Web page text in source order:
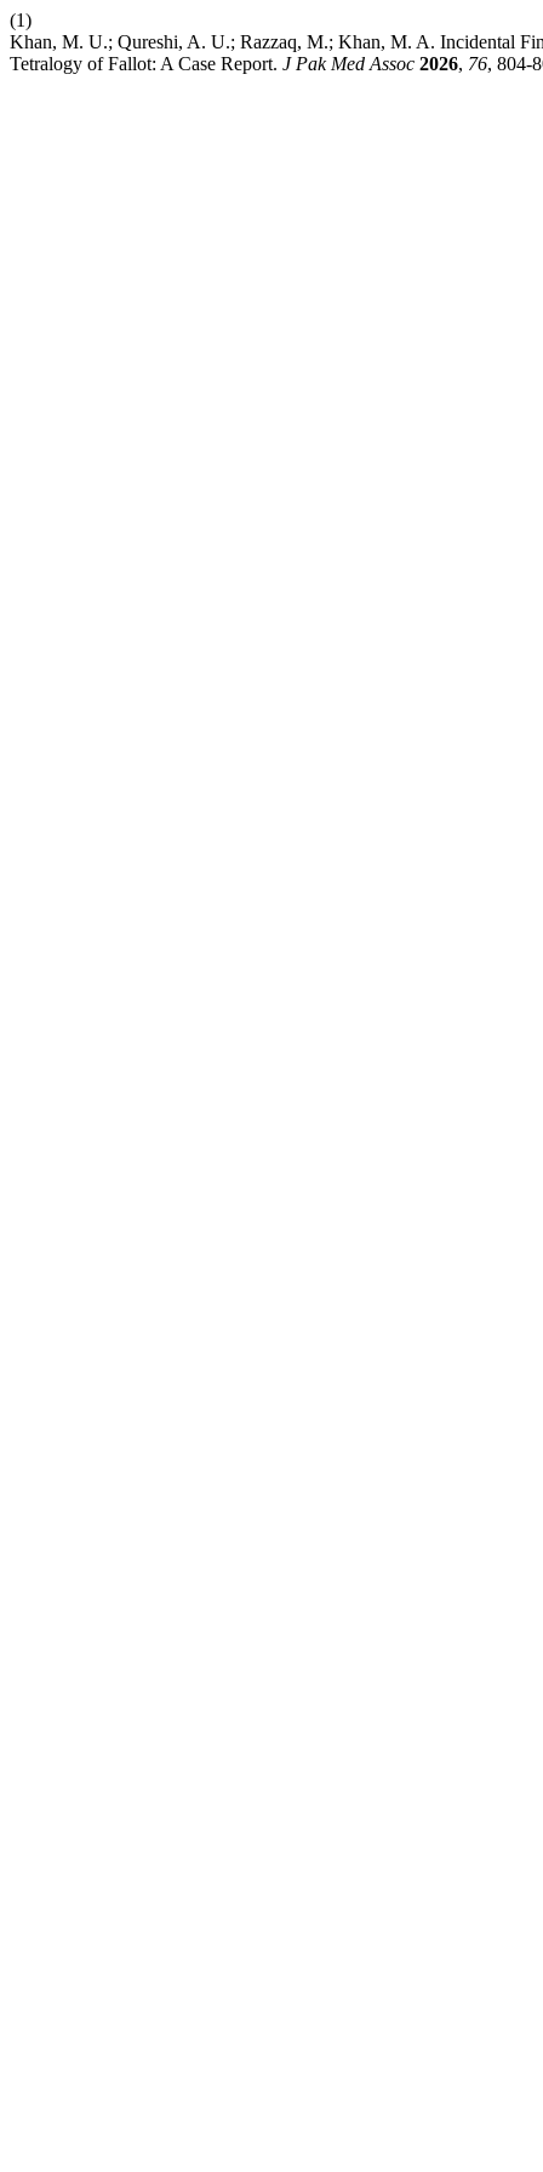
(1)
Khan, M. U.; Qureshi, A. U.; Razzaq, M.; Khan, M. A. Incidental
Tetralogy of Fallot: A Case Report. J Pak Med Assoc 2026, 76, 804-